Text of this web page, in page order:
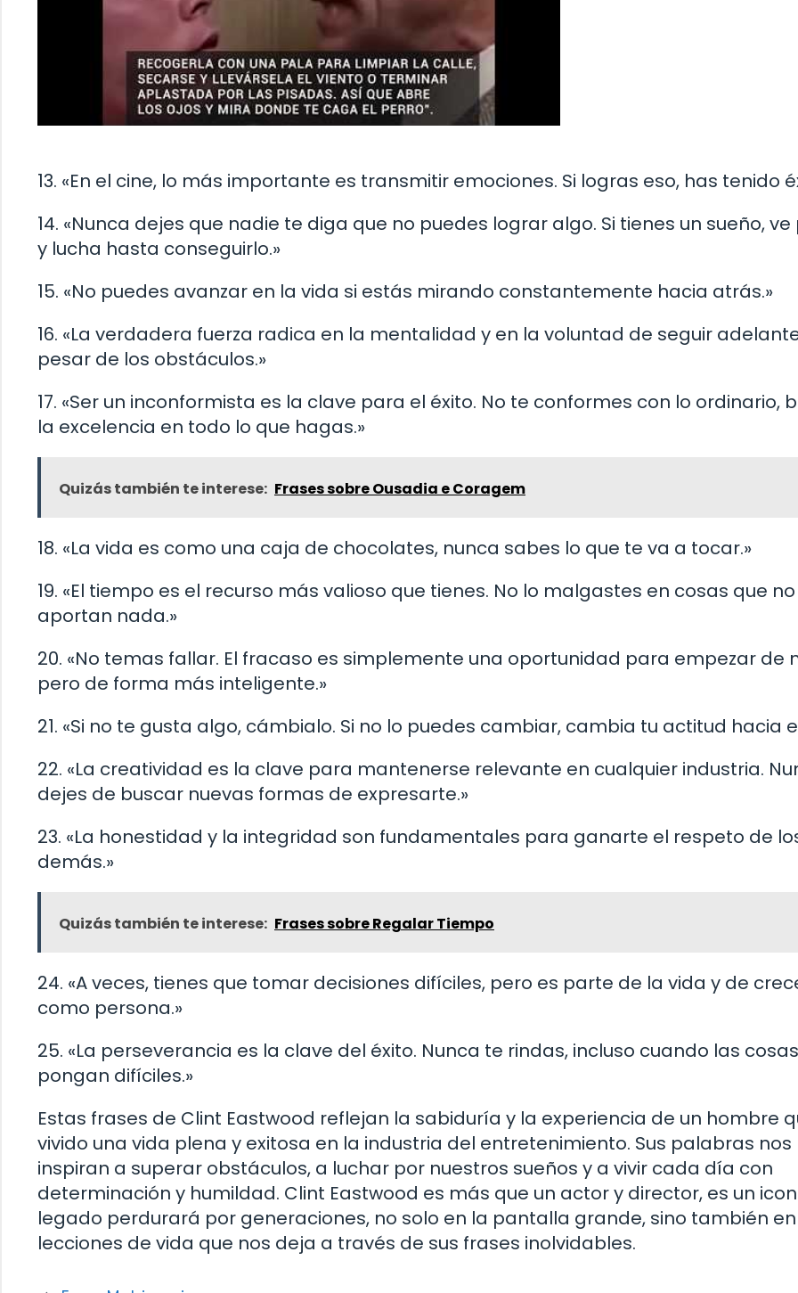
13. «En el cine, lo más importante es transmitir emociones. Si logras eso, has tenido
14. «Nunca dejes que nadie te diga que no puedes lograr algo. Si tienes un sueño, ve
y lucha hasta conseguirlo.»
15. «No puedes avanzar en la vida si estás mirando constantemente hacia atrás.»
16. «La verdadera fuerza radica en la mentalidad y en la voluntad de seguir
pesar de los obstáculos.»
17. «Ser un inconformista es la clave para el éxito. No te conformes con lo ordinario,
la excelencia en todo lo que hagas.»
Quizás también te interese: Frases sobre Ousadia e Coragem
18. «La vida es como una caja de chocolates, nunca sabes lo que te va a tocar.»
19. «El tiempo es el recurso más valioso que tienes. No lo malgastes en cosas que
aportan nada.»
20. «No temas fallar. El fracaso es simplemente una oportunidad para empezar de
pero de forma más inteligente.»
21. «Si no te gusta algo, cámbialo. Si no lo puedes cambiar, cambia tu actitud hacia
22. «La creatividad es la clave para mantenerse relevante en cualquier industria.
dejes de buscar nuevas formas de expresarte.»
23. «La honestidad y la integridad son fundamentales para ganarte el respeto de
demás.»
Quizás también te interese: Frases sobre Regalar Tiempo
24. «A veces, tienes que tomar decisiones difíciles, pero es parte de la vida y de
como persona.»
25. «La perseverancia es la clave del éxito. Nunca te rindas, incluso cuando las
pongan difíciles.»
Estas frases de Clint Eastwood reflejan la sabiduría y la experiencia de un hombre
vivido una vida plena y exitosa en la industria del entretenimiento. Sus palabras nos
inspiran a superar obstáculos, a luchar por nuestros sueños y a vivir cada día con
determinación y humildad. Clint Eastwood es más que un actor y director, es un
legado perdurará por generaciones, no solo en la pantalla grande, sino también
lecciones de vida que nos deja a través de sus frases inolvidables.